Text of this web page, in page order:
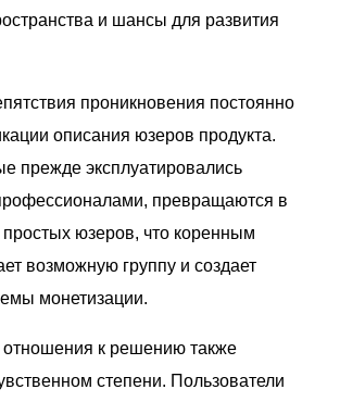
и шансы для развития
проникновения постоянно
описания юзеров продукта.
прежде эксплуатировались
превращаются в
юзеров, что коренным
возможную группу и создает
монетизации.
к решению также
степени. Пользователи